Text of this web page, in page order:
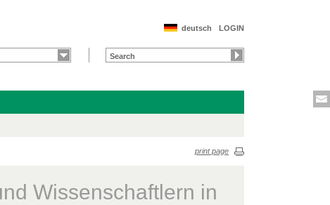
LOGIN
deutsch
print page
Wissenschaftlern in